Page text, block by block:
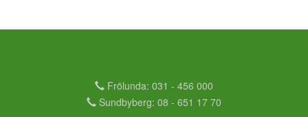
Frölunda: 031 - 456 000
Sundbyberg: 08 - 651 17 70